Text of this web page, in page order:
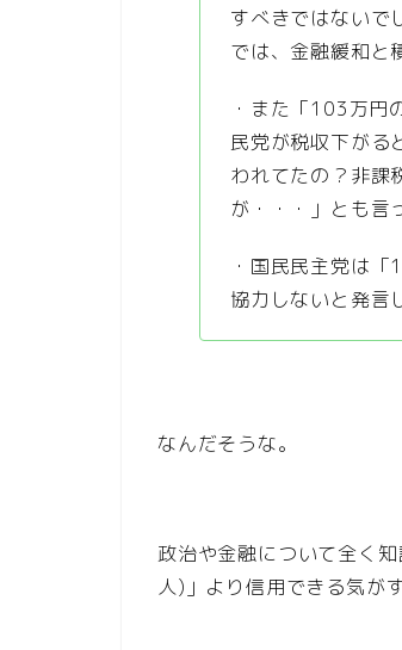
すべきではないで
では、金融緩和と
・また「103万円
民党が税収下がる
われてたの？非課
が・・・」とも言
・国民民主党は
協力しないと発言
なんだそうな。
政治や金融について全く
人)」より信用できる気が